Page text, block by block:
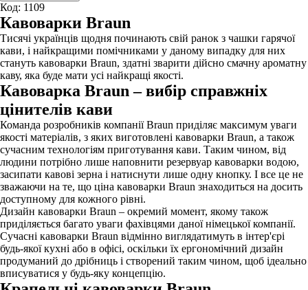
Код: 1109
Кавоварки Braun
Тисячі українців щодня починають свій ранок з чашки гарячої
кави, і найкращими помічниками у даному випадку для них
стануть кавоварки Braun, здатні зварити дійсно смачну ароматну
каву, яка буде мати усі найкращі якості.
Кавоварка Braun – вибір справжніх
цінителів кави
Команда розробників компанії Braun приділяє максимум уваги
якості матеріалів, з яких виготовлені кавоварки Braun, а також
сучасним технологіям приготування кави. Таким чином, від
людини потрібно лише наповнити резервуар кавоварки водою,
засипати кавові зерна і натиснути лише одну кнопку. І все це не
зважаючи на те, що ціна кавоварки Braun знаходиться на досить
доступному для кожного рівні.
Дизайн кавоварки Braun – окремий момент, якому також
приділяється багато уваги фахівцями даної німецької компанії.
Сучасні кавоварки Braun відмінно виглядатимуть в інтер'єрі
будь-якої кухні або в офісі, оскільки їх ергономічний дизайн
продуманий до дрібниць і створений таким чином, щоб ідеально
вписуватися у будь-яку концепцію.